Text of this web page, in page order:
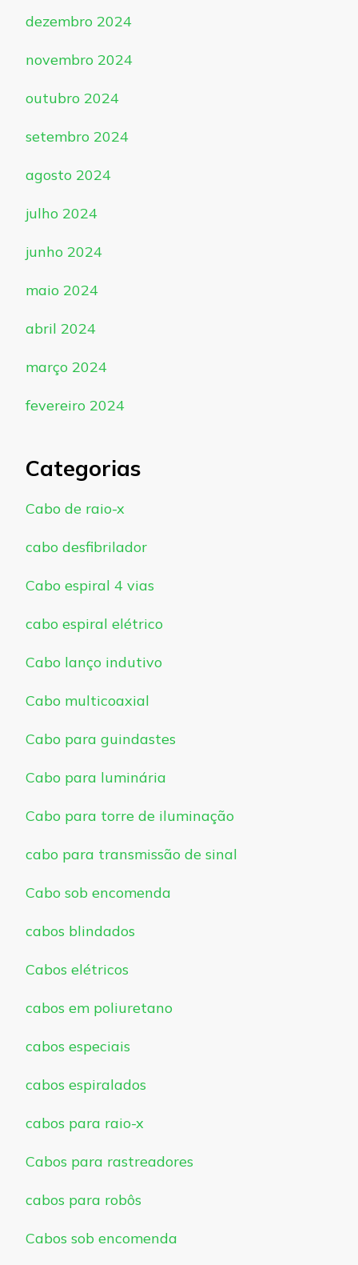
dezembro 2024
novembro 2024
outubro 2024
setembro 2024
agosto 2024
julho 2024
junho 2024
maio 2024
abril 2024
março 2024
fevereiro 2024
Categorias
Cabo de raio-x
cabo desfibrilador
Cabo espiral 4 vias
cabo espiral elétrico
Cabo lanço indutivo
Cabo multicoaxial
Cabo para guindastes
Cabo para luminária
Cabo para torre de iluminação
cabo para transmissão de sinal
Cabo sob encomenda
cabos blindados
Cabos elétricos
cabos em poliuretano
cabos especiais
cabos espiralados
cabos para raio-x
Cabos para rastreadores
cabos para robôs
Cabos sob encomenda